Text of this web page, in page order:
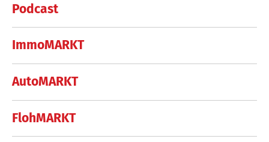
Podcast
ImmoMARKT
AutoMARKT
FlohMARKT